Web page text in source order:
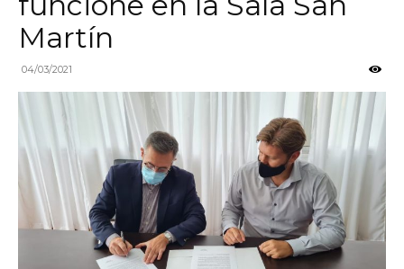
Martín
04/03/2021